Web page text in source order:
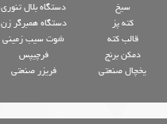
سیخ
کته پز
قالب کته
دمکن برنج
یخچال صنعتی
دستگاه بلال تنوری
دستگاه همبرگر زن
شوت سیب زمینی
فرچیپس
فریزر صنعتی